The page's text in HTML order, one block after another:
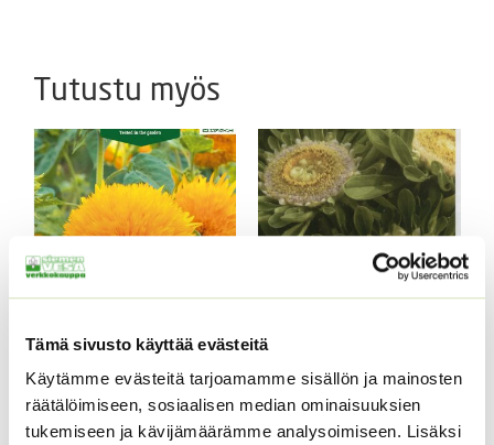
Tämä sivusto käyttää evästeitä
Käytämme evästeitä tarjoamamme sisällön ja mainosten
räätälöimiseen, sosiaalisen median ominaisuuksien
tukemiseen ja kävijämäärämme analysoimiseen. Lisäksi
Tutustu myös
Kääpiöauringonkukka
Teddy Bear
2,95€ Sisältää arvonlisäveron